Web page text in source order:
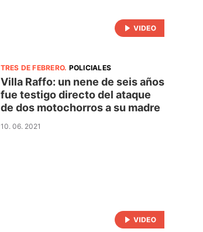
TRES DE FEBRERO. POLICIALES
Villa Raffo: un nene de seis años
fue testigo directo del ataque
de dos motochorros a su madre
10. 06. 2021